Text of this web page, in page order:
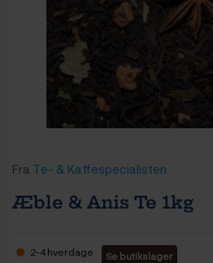
Fra Te- & Kaffespecialisten
Æble & Anis Te 1kg
2-4 hverdage Se butikslager